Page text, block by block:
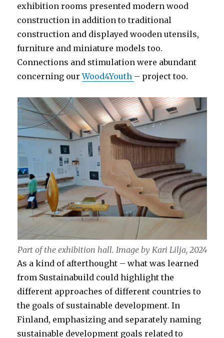
exhibition rooms presented modern wood
construction in addition to traditional
construction and displayed wooden utensils,
furniture and miniature models too.
Connections and stimulation were abundant
concerning ourWood4Youth – project too.
Part of the exhibition hall. Image by Kari Lilja, 2024
As a kind of afterthought – what was learned
from Sustainabuild could highlight the
different approaches of different countries to
the goals of sustainable development. In
Finland, emphasizing and separately naming
sustainable development goals related to